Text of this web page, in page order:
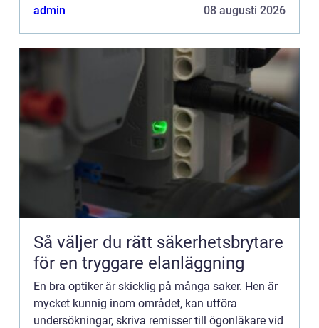
admin 08 augusti 2026
Så väljer du rätt säkerhetsbrytare
för en tryggare elanläggning
En bra optiker är skicklig på många saker. Hen är
mycket kunnig inom området, kan utföra
undersökningar, skriva remisser till ögonläkare vid